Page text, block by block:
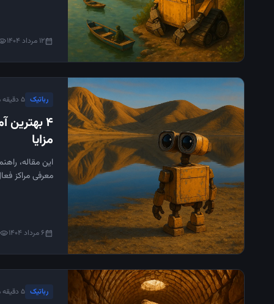
calendar_month12 مرداد 1404
رباتیک ۵ دقیقه مطالعه
4
مزایا
این مقاله،
معرفی مراکز
calendar_month6 مرداد 1404 visibility
رباتیک ۵ دقیقه مطالعه